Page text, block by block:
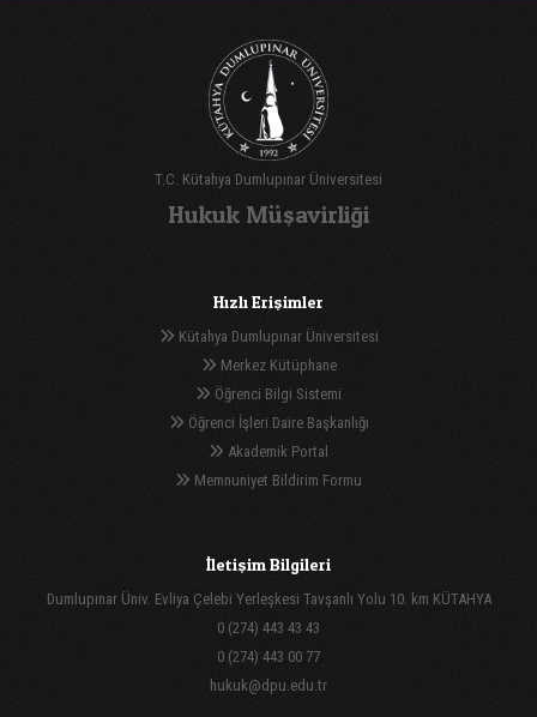
T.C. Kütahya Dumlupınar Üniversitesi
Hukuk Müşavirliği
Hızlı Erişimler
Kütahya Dumlupınar Üniversitesi
Merkez Kütüphane
Öğrenci Bilgi Sistemi
Öğrenci İşleri Daire Başkanlığı
Akademik Portal
Memnuniyet Bildirim Formu
İletişim Bilgileri
Dumlupınar Üniv. Evliya Çelebi Yerleşkesi Tavşanlı Yolu 10. km KÜTAHYA
0 (274) 443 43 43
0 (274) 443 00 77
hukuk@dpu.edu.tr